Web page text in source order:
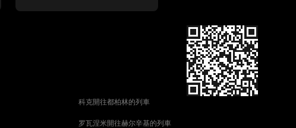
科克開往都柏林的列車
罗瓦涅米開往赫尔辛基的列車